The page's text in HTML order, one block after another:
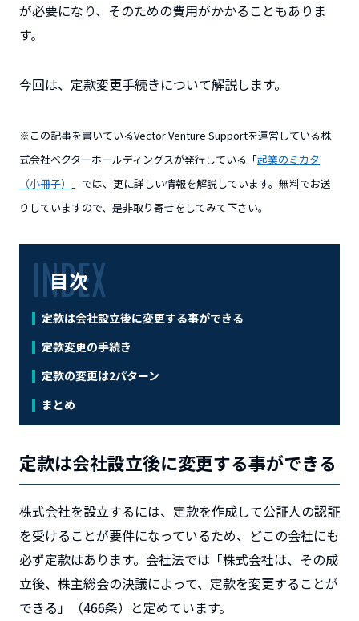
が必要になり、そのための費用がかかることもありま
す。
今回は、定款変更手続きについて解説します。
※この記事を書いているVector Venture Supportを運営している株
式会社ベクターホールディングスが発行している「起業のミカタ
（小冊子）
」では、更に詳しい情報を解説しています。無料でお送
りしていますので、是非取り寄せをしてみて下さい。
目次
定款は会社設立後に変更する事ができる
定款変更の手続き
定款の変更は2パターン
まとめ
定款は会社設立後に変更する事ができる
株式会社を設立するには、定款を作成して公証人の認証
を受けることが要件になっているため、どこの会社にも
必ず定款はあります。会社法では「株式会社は、その成
立後、株主総会の決議によって、定款を変更することが
できる」（466条）と定めています。